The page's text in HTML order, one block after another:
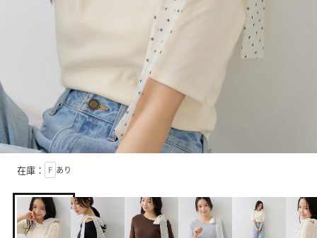
在庫： F あり